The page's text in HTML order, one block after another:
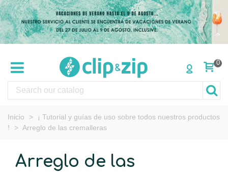
0
Inicio >
¡ Tutorial y guías de uso sobre todos nuestros productos
!
> Arreglo de las cremalleras
Arreglo de las